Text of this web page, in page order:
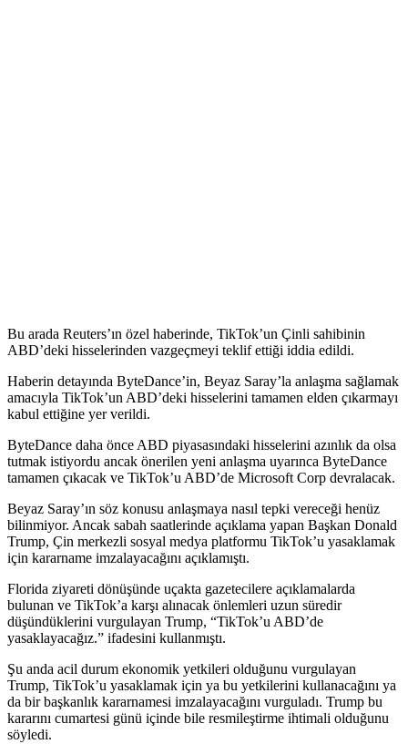
Bu arada Reuters’ın özel haberinde, TikTok’un Çinli sahibinin
ABD’deki hisselerinden vazgeçmeyi teklif ettiği iddia edildi.
Haberin detayında ByteDance’in, Beyaz Saray’la anlaşma sağlamak
amacıyla TikTok’un ABD’deki hisselerini tamamen elden çıkarmayı
kabul ettiğine yer verildi.
ByteDance daha önce ABD piyasasındaki hisselerini azınlık da olsa
tutmak istiyordu ancak önerilen yeni anlaşma uyarınca ByteDance
tamamen çıkacak ve TikTok’u ABD’de Microsoft Corp devralacak.
Beyaz Saray’ın söz konusu anlaşmaya nasıl tepki vereceği henüz
bilinmiyor. Ancak sabah saatlerinde açıklama yapan Başkan Donald
Trump, Çin merkezli sosyal medya platformu TikTok’u yasaklamak
için kararname imzalayacağını açıklamıştı.
Florida ziyareti dönüşünde uçakta gazetecilere açıklamalarda
bulunan ve TikTok’a karşı alınacak önlemleri uzun süredir
düşündüklerini vurgulayan Trump, “TikTok’u ABD’de
yasaklayacağız.” ifadesini kullanmıştı.
Şu anda acil durum ekonomik yetkileri olduğunu vurgulayan
Trump, TikTok’u yasaklamak için ya bu yetkilerini kullanacağını ya
da bir başkanlık kararnamesi imzalayacağını vurguladı. Trump bu
kararını cumartesi günü içinde bile resmileştirme ihtimali olduğunu
söyledi.